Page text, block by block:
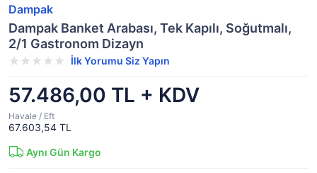
Dampak
Dampak Banket Arabası, Tek Kapılı, Soğutmalı,
2/1 Gastronom Dizayn
İlk Yorumu Siz Yapın
57.486,00 TL + KDV
Havale / Eft
67.603,54 TL
Aynı Gün Kargo